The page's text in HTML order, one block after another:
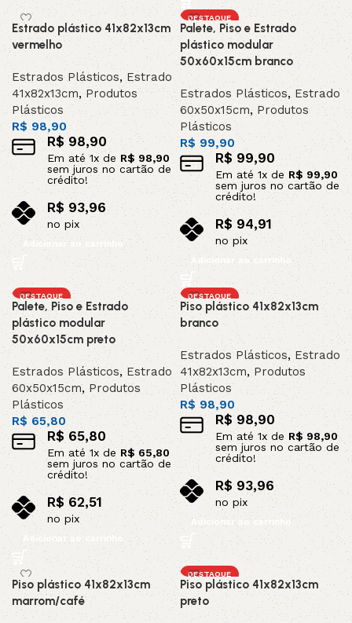
Estrado plástico 41x82x13cm
vermelho
Estrados Plásticos, Estrado
41x82x13cm,Produtos
Plásticos
R$98,90
R$98,90
Em até1x de R$ 98,90
sem juros no cartão de
crédito!
R$ 93,96
no pix
Adicionar ao carrinho
DESTAQUE
Palete, Piso e Estrado
plástico modular
50x60x15cm branco
Estrados Plásticos,Estrado
60x50x15cm, Produtos
Plásticos
R$ 99,90
R$99,90
Em até 1x de R$ 99,90
sem juros no cartão de
crédito!
R$94,91
no pix
Adicionar ao carrinho
DESTAQUE
Palete, Piso e Estrado
plástico modular
50x60x15cm preto
Estrados Plásticos, Estrado
60x50x15cm, Produtos
Plásticos
R$ 65,80
R$ 65,80
Em até1x de R$ 65,80
sem juros no cartão de
crédito!
R$ 62,51
no pix
Adicionar ao carrinho
DESTAQUE
Piso plástico 41x82x13cm
branco
Estrados Plásticos, Estrado
41x82x13cm,Produtos
Plásticos
R$ 98,90
R$98,90
Em até1x de R$98,90
sem juros no cartão de
crédito!
R$93,96
no pix
Adicionar ao carrinho
Piso plástico 41x82x13cm
marrom/café
DESTAQUE
Piso plástico 41x82x13cm
preto